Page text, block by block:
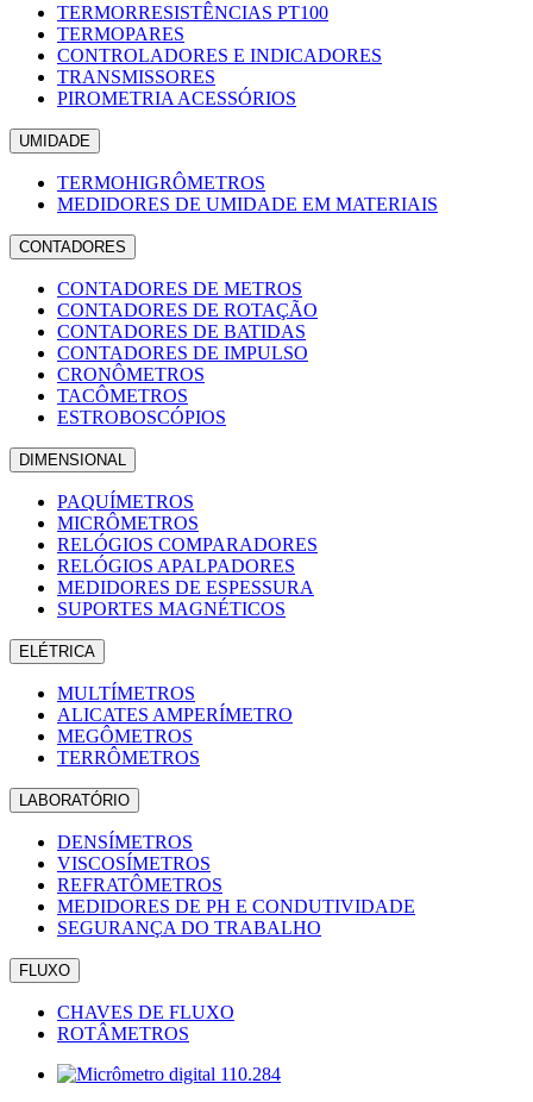
TERMORRESISTÊNCIAS PT100
TERMOPARES
CONTROLADORES E INDICADORES
TRANSMISSORES
PIROMETRIA ACESSÓRIOS
UMIDADE
TERMOHIGRÔMETROS
MEDIDORES DE UMIDADE EM MATERIAIS
CONTADORES
CONTADORES DE METROS
CONTADORES DE ROTAÇÃO
CONTADORES DE BATIDAS
CONTADORES DE IMPULSO
CRONÔMETROS
TACÔMETROS
ESTROBOSCÓPIOS
DIMENSIONAL
PAQUÍMETROS
MICRÔMETROS
RELÓGIOS COMPARADORES
RELÓGIOS APALPADORES
MEDIDORES DE ESPESSURA
SUPORTES MAGNÉTICOS
ELÉTRICA
MULTÍMETROS
ALICATES AMPERÍMETRO
MEGÔMETROS
TERRÔMETROS
LABORATÓRIO
DENSÍMETROS
VISCOSÍMETROS
REFRATÔMETROS
MEDIDORES DE PH E CONDUTIVIDADE
SEGURANÇA DO TRABALHO
FLUXO
CHAVES DE FLUXO
ROTÂMETROS